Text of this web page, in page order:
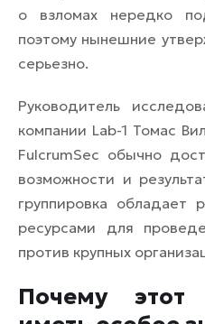
о взломах нередко
поэтому нынешние
серьезно.
Руководитель
компании Lab-1 Томас
FulcrumSec обычно
возможности и
группировка обладает
ресурсами для
против крупных
Почему